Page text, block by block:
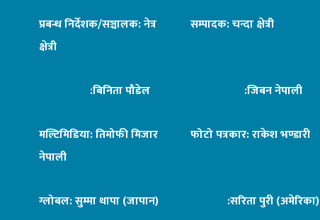
प्रबन्ध निर्देशक/सञ्चालक: नेत्र
क्षेत्री
सम्पादक: चन्दा क्षेत्री
:बिनिता पौडेल :जिबन नेपाली
मल्टिमिडिया: तिमोफी मिजार
नेपाली
फोटो पत्रकार: राकेश भण्डारी
ग्लोबल: सुम्मा थापा (जापान) :सरिता पुरी (अमेरिका)